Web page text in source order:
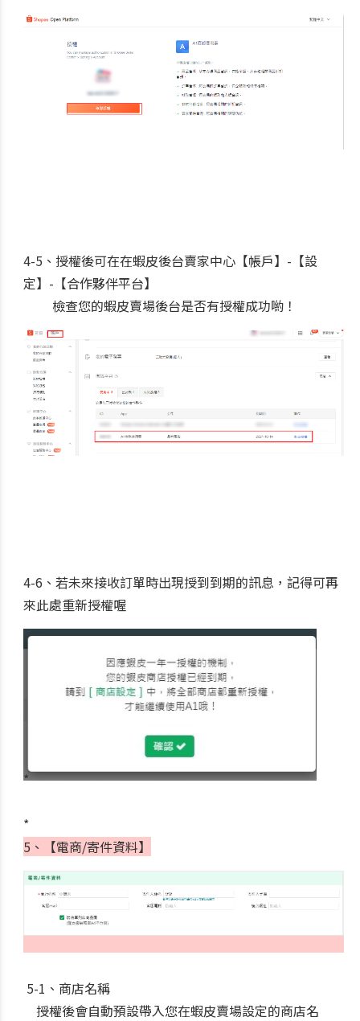
4-5、 授權後可在在蝦皮後台賣家中心【帳戶】-【設
定】-【合作夥伴平台】
檢查您的蝦皮賣場後台是否有授權成功喲！
4-6、 若未來接收訂單時出現授到到期的訊息，記得可再
來此處重新授權喔
*
*
5、【電商/寄件資料】
5-1、商店名稱
授權後會自動預設帶入您在蝦皮賣場設定的商店名